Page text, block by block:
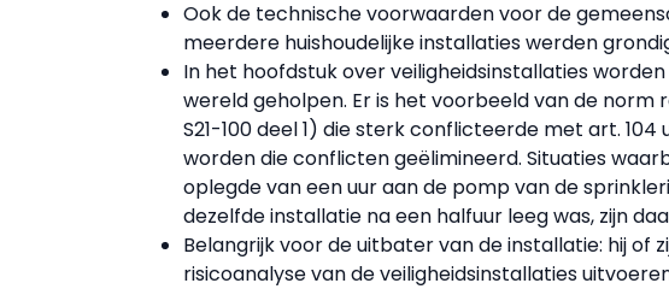
Ook de technische voorwaarden voor de
meerdere huishoudelijke installaties werden
In het hoofdstuk over veiligheidsinstallaties
wereld geholpen. Er is het voorbeeld van de
S21-100 deel 1) die sterk conflicteerde met art. 104
worden die conflicten geëlimineerd. Situaties
oplegde van een uur aan de pomp van de
dezelfde installatie na een halfuur leeg was, zijn
Belangrijk voor de uitbater van de installatie: hij of
risicoanalyse van de veiligheidsinstallaties